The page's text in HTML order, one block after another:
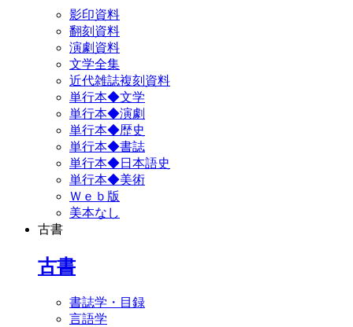
影印資料
翻刻資料
演劇資料
文学全集
近代雑誌複刻資料
単行本◆文学
単行本◆演劇
単行本◆歴史
単行本◆書誌
単行本◆日本語史
単行本◆美術
Ｗｅｂ版
美本なし
古書
古書
書誌学・目録
言語学